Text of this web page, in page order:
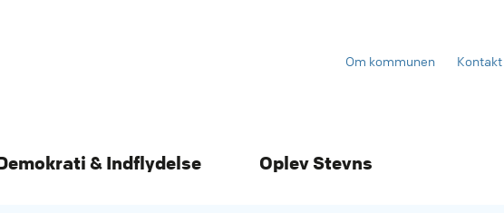
Om kommunen Kontakt
& Indflydelse Oplev Stevns